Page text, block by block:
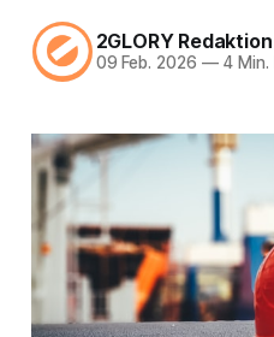
2GLORY Redaktion
09 Feb. 2026 —4 Min.